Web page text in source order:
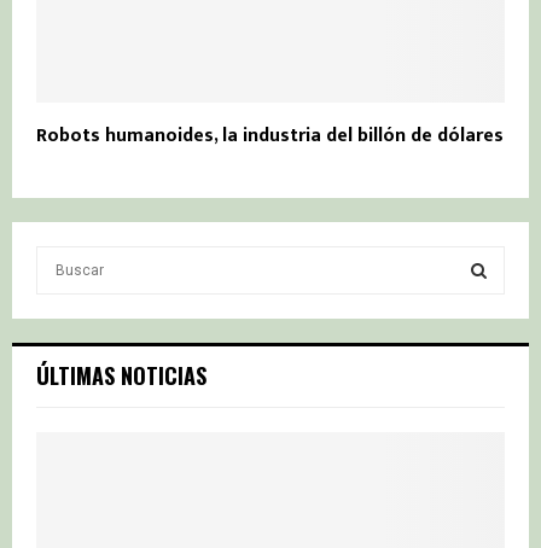
Robots humanoides, la industria del billón de dólares
c
h
S
ÚLTIMAS NOTICIAS